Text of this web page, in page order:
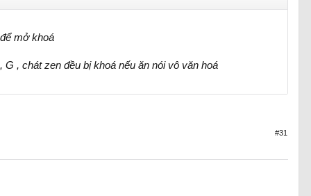
mở khoá
, chát zen đều bị khoá nếu ăn nói vô văn hoá
#31